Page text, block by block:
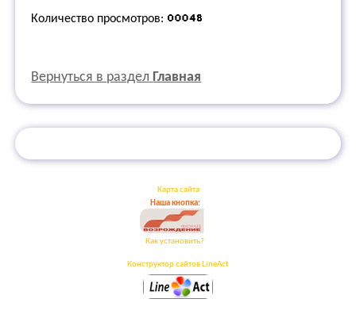
Количество просмотров:
Вернуться в раздел Главная
Карта сайта
Наша кнопка:
Как установить?
Конструктор сайтов LineAct